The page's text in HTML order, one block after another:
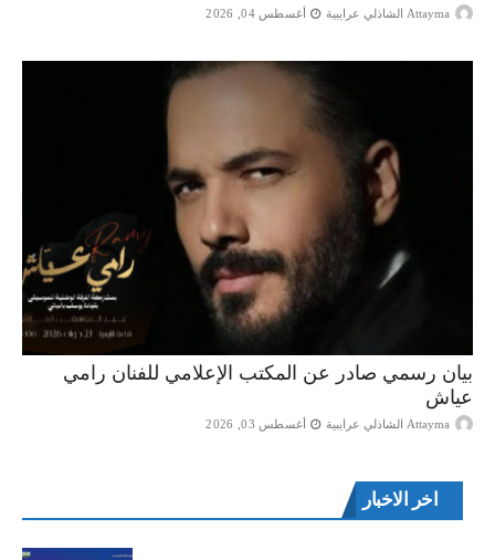
Attayma الشاذلي عرايبية أغسطس 04, 2026
بيان رسمي صادر عن المكتب الإعلامي للفنان رامي
عياش
Attayma الشاذلي عرايبية أغسطس 03, 2026
اخر الاخبار